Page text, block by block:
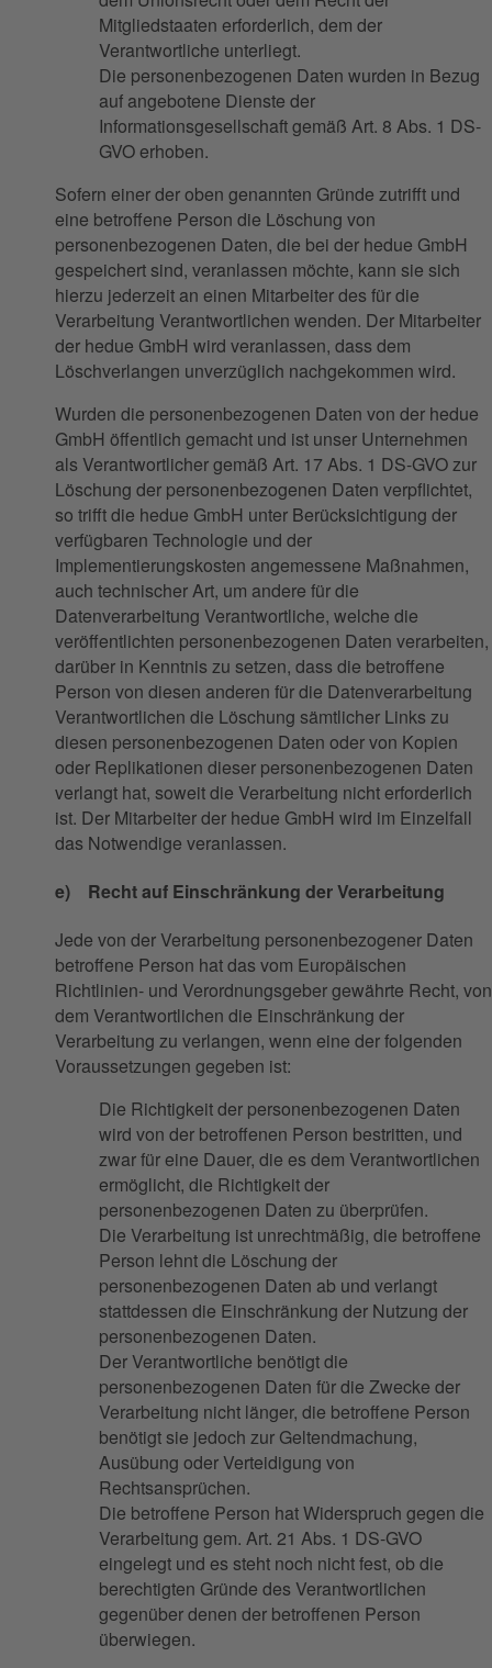
Mitgliedstaaten erforderlich, dem der
Verantwortliche unterliegt.
Die personenbezogenen Daten wurden in Bezug
auf angebotene Dienste der
Informationsgesellschaft gemäß Art. 8 Abs. 1 DS-
GVO erhoben.
Sofern einer der oben genannten Gründe zutrifft und
eine betroffene Person die Löschung von
personenbezogenen Daten, die bei der hedue GmbH
gespeichert sind, veranlassen möchte, kann sie sich
hierzu jederzeit an einen Mitarbeiter des für die
Verarbeitung Verantwortlichen wenden. Der Mitarbeiter
der hedue GmbH wird veranlassen, dass dem
Löschverlangen unverzüglich nachgekommen wird.
Wurden die personenbezogenen Daten von der hedue
GmbH öffentlich gemacht und ist unser Unternehmen
als Verantwortlicher gemäß Art. 17 Abs. 1 DS-GVO zur
Löschung der personenbezogenen Daten verpflichtet,
so trifft die hedue GmbH unter Berücksichtigung der
verfügbaren Technologie und der
Implementierungskosten angemessene Maßnahmen,
auch technischer Art, um andere für die
Datenverarbeitung Verantwortliche, welche die
veröffentlichten personenbezogenen Daten verarbeiten,
darüber in Kenntnis zu setzen, dass die betroffene
Person von diesen anderen für die Datenverarbeitung
Verantwortlichen die Löschung sämtlicher Links zu
diesen personenbezogenen Daten oder von Kopien
oder Replikationen dieser personenbezogenen Daten
verlangt hat, soweit die Verarbeitung nicht erforderlich
ist. Der Mitarbeiter der hedue GmbH wird im Einzelfall
das Notwendige veranlassen.
e) Recht auf Einschränkung der Verarbeitung
Jede von der Verarbeitung personenbezogener Daten
betroffene Person hat das vom Europäischen
Richtlinien- und Verordnungsgeber gewährte Recht, von
dem Verantwortlichen die Einschränkung der
Verarbeitung zu verlangen, wenn eine der folgenden
Voraussetzungen gegeben ist:
Die Richtigkeit der personenbezogenen Daten
wird von der betroffenen Person bestritten, und
zwar für eine Dauer, die es dem Verantwortlichen
ermöglicht, die Richtigkeit der
personenbezogenen Daten zu überprüfen.
Die Verarbeitung ist unrechtmäßig, die betroffene
Person lehnt die Löschung der
personenbezogenen Daten ab und verlangt
stattdessen die Einschränkung der Nutzung der
personenbezogenen Daten.
Der Verantwortliche benötigt die
personenbezogenen Daten für die Zwecke der
Verarbeitung nicht länger, die betroffene Person
benötigt sie jedoch zur Geltendmachung,
Ausübung oder Verteidigung von
Rechtsansprüchen.
Die betroffene Person hat Widerspruch gegen die
Verarbeitung gem. Art. 21 Abs. 1 DS-GVO
eingelegt und es steht noch nicht fest, ob die
berechtigten Gründe des Verantwortlichen
gegenüber denen der betroffenen Person
überwiegen.